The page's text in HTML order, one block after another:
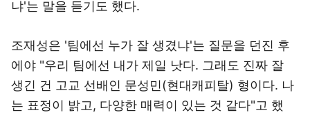
냐'는 말을 듣기도 했다.
조재성은 '팀에선 누가 잘 생겼냐'는 질문을 던진 후
에야 "우리 팀에선 내가 제일 낫다. 그래도 진짜 잘
생긴 건 고교 선배인 문성민(현대캐피탈) 형이다. 나
는 표정이 밝고, 다양한 매력이 있는 것 같다"고 했